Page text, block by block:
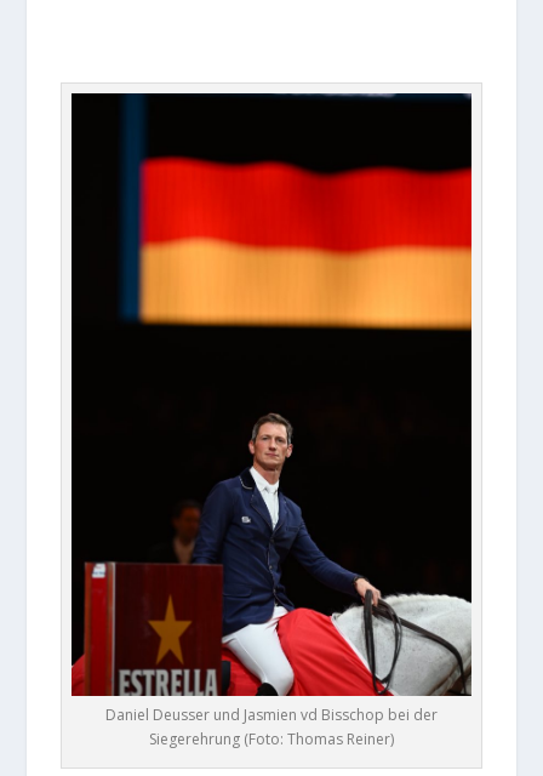
Daniel Deusser und Jasmien vd Bisschop bei der
Siegerehrung (Foto: Thomas Reiner)